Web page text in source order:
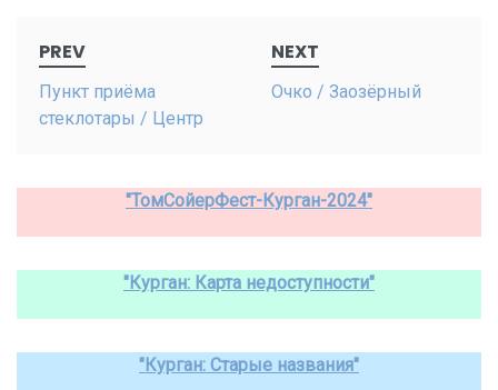
navigation
PREV
Пункт приёма
стеклотары / Центр
NEXT
Очко / Заозёрный
"ТомСойерФест-Курган-2024"
"Курган: Карта недоступности"
"Курган: Старые названия"